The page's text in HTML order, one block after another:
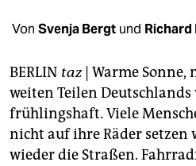
veranstaltungen
fragen & hilfe
unterstützen
abo
Von Svenja Bergt und Richard
BERLIN taz| Warme Sonne,
weiten Teilen
frühlingshaft. Viele
nicht auf ihre Räder setzen
wieder die Straßen.